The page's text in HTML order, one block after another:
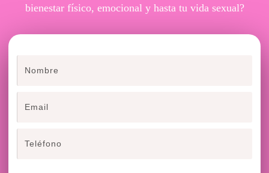
bienestar físico, emocional y hasta tu vida sexual?